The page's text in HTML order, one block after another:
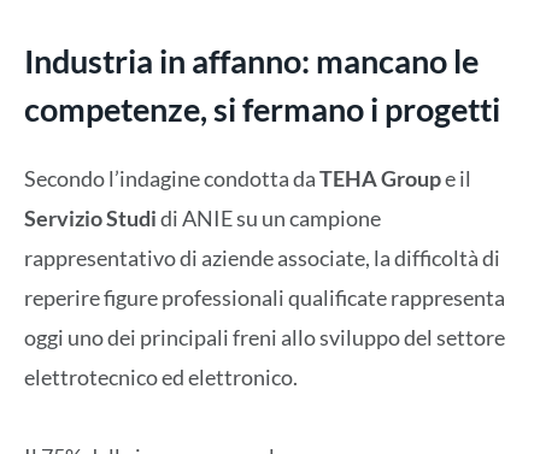
Industria in affanno: mancano le
competenze, si fermano i progetti
Secondo l’indagine condotta daTEHA Groupe il
Servizio Studidi ANIE su un campione
rappresentativo di aziende associate, la difficoltà di
reperire figure professionali qualificate rappresenta
oggi uno dei principali freni allo sviluppo del settore
elettrotecnico ed elettronico.